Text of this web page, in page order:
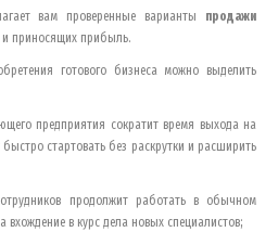
вам проверенные варианты продажи
и приносящих прибыль.
готового бизнеса можно выделить
предприятия сократит время выхода на
стартовать без раскрутки и расширить
продолжит работать в обычном
в курс дела новых специалистов;